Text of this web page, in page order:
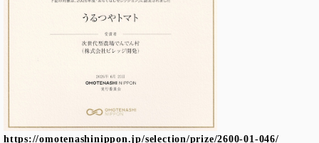
https://omotenashinippon.jp/selection/prize/2600-01-046/